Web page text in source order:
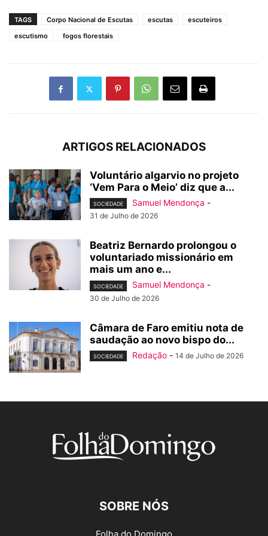
TAGS Corpo Nacional de Escutas escutas
escuteiros
escutismo
fogos florestais
ARTIGOS RELACIONADOS
Voluntário algarvio no projeto
‘Vem Para o Meio’ diz que a...
SOCIEDADE Samuel Mendonça -
31 de Julho de 2026
Beatriz Bernardo prolongou o
voluntariado missionário em
mais um ano e...
SOCIEDADE Samuel Mendonça -
30 de Julho de 2026
Câmara de Faro emitiu nota de
saudação ao novo bispo do...
SOCIEDADE Redação - 14 de Julho de 2026
SOBRE NÓS
Folha do Domingo